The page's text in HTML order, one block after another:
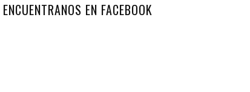
DEL PATRONATO
ANUALES
ENCUENTRANOS EN FACEBOOK